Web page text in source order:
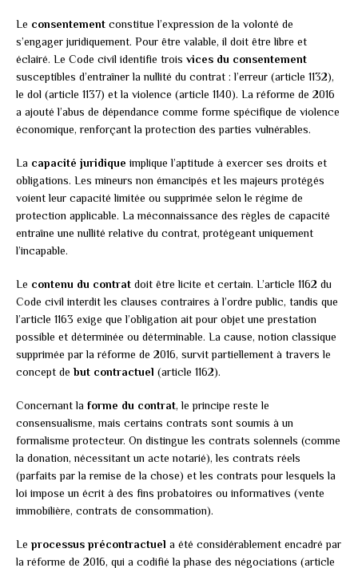
Le consentement constitue l’expression de la volonté de
s’engager juridiquement. Pour être valable, il doit être libre et
éclairé. Le Code civil identifie trois vices du consentement
susceptibles d’entraîner la nullité du contrat : l’erreur (article 1132),
le dol (article 1137) et la violence (article 1140). La réforme de 2016
a ajouté l’abus de dépendance comme forme spécifique de violence
économique, renforçant la protection des parties vulnérables.
La capacité juridique implique l’aptitude à exercer ses droits et
obligations. Les mineurs non émancipés et les majeurs protégés
voient leur capacité limitée ou supprimée selon le régime de
protection applicable. La méconnaissance des règles de capacité
entraîne une nullité relative du contrat, protégeant uniquement
l’incapable.
Le contenu du contrat doit être licite et certain. L’article 1162 du
Code civil interdit les clauses contraires à l’ordre public, tandis que
l’article 1163 exige que l’obligation ait pour objet une prestation
possible et déterminée ou déterminable. La cause, notion classique
supprimée par la réforme de 2016, survit partiellement à travers le
concept debut contractuel (article 1162).
Concernant la forme du contrat, le principe reste le
consensualisme, mais certains contrats sont soumis à un
formalisme protecteur. On distingue les contrats solennels (comme
la donation, nécessitant un acte notarié), les contrats réels
(parfaits par la remise de la chose) et les contrats pour lesquels la
loi impose un écrit à des fins probatoires ou informatives (vente
immobilière, contrats de consommation).
Le processus précontractuel a été considérablement encadré par
la réforme de 2016, qui a codifié la phase des négociations (article